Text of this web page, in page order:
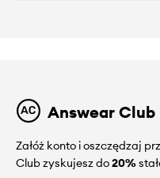
Answear Club
Załóż konto i oszczędzaj
Club zyskujesz do20%